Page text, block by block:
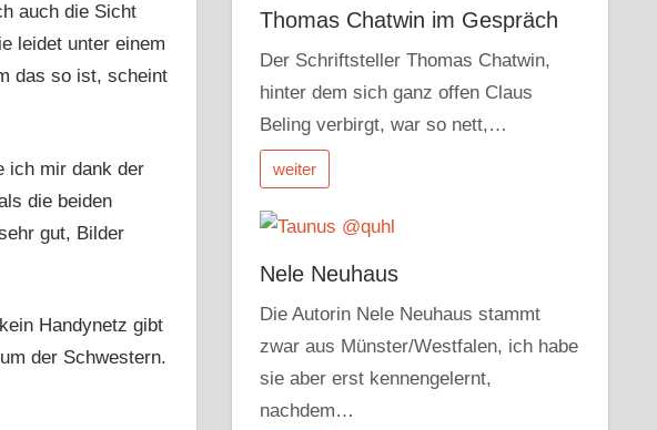
auch die Sicht
leidet unter einem
das so ist, scheint
ich mir dank der
die beiden
gut, Bilder
Handynetz gibt
der Schwestern.
Thomas Chatwin im Gespräch
Der Schriftsteller Thomas Chatwin,
hinter dem sich ganz offen Claus
Beling verbirgt, war so nett,…
weiter
Nele Neuhaus
Die Autorin Nele Neuhaus stammt
zwar aus Münster/Westfalen, ich habe
sie aber erst kennengelernt,
nachdem…